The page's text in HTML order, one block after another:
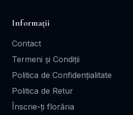
Informații
Contact
Termeni și Condiții
Politica de Confidențialitate
Politica de Retur
Înscrie-ți florăria